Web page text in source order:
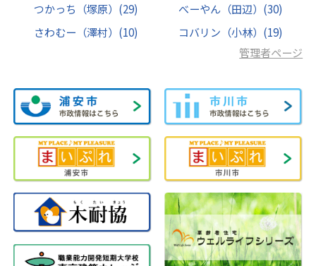
つかっち（塚原） (29) べーやん（田辺） (30)
さわむー（澤村） (10) コバリン（小林） (19)
管理者ページ